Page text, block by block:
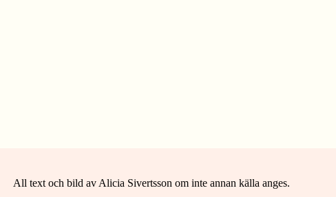
All text och bild av Alicia Sivertsson om inte annan källa anges.